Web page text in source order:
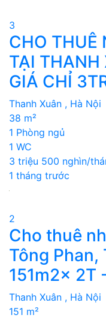
3
CHO THUÊ
TẠI THANH
GIÁ CHỈ
Thanh Xuân , Hà Nội
38 m²
1 Phòng ngủ
1 WC
3 triệu 500 nghìn/
1 tháng trước
2
Cho thuê
Tông
151m2x 2T
Thanh Xuân , Hà Nội
151 m²